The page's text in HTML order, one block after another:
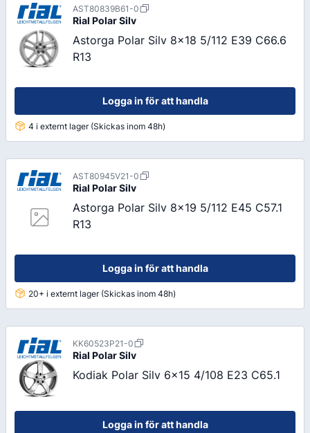
AST80839B61-0
Rial Polar Silv
Astorga Polar Silv 8x18 5/112 E39 C66.6
R13
Logga in för att handla
4 i externt lager (Skickas inom 48h)
AST80945V21-0
Rial Polar Silv
Astorga Polar Silv 8x19 5/112 E45 C57.1
R13
Logga in för att handla
20+ i externt lager (Skickas inom 48h)
KK60523P21-0
Rial Polar Silv
Kodiak Polar Silv 6x15 4/108 E23 C65.1
Logga in för att handla